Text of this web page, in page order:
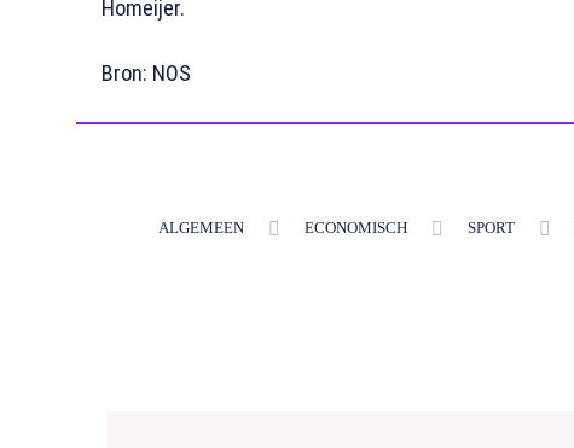
Homeijer.
Bron: NOS
ALGEMEEN ECONOMISCH SPORT